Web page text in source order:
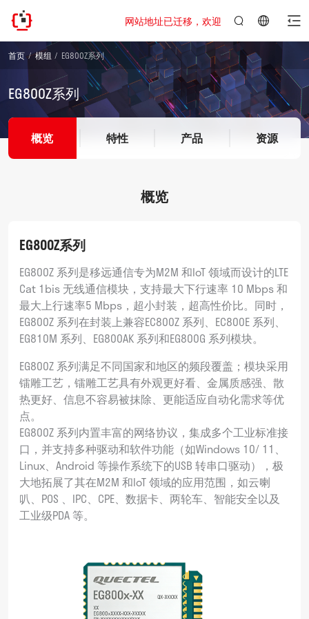
网站地址已迁移，欢迎访问新址：https://
简
体
中
文
首页 模组 EG800Z系列
EG800Z系列
概览 特性 产品 资源
概览
EG800Z系列
EG800Z 系列是移远通信专为M2M 和IoT 领域而设计的LTE
Cat 1bis 无线通信模块，支持最大下行速率 10 Mbps 和
最大上行速率5 Mbps，超小封装，超高性价比。同时，
EG800Z 系列在封装上兼容EC800Z 系列、EC800E 系列、
EG810M 系列、EG800AK 系列和EG800G 系列模块。
EG800Z 系列满足不同国家和地区的频段覆盖；模块采用
镭雕工艺，镭雕工艺具有外观更好看、金属质感强、散
热更好、信息不容易被抹除、更能适应自动化需求等优
点。
EG800Z 系列内置丰富的网络协议，集成多个工业标准接
口，并支持多种驱动和软件功能（如Windows 10/ 11、
Linux、Android 等操作系统下的USB 转串口驱动），极
大地拓展了其在M2M 和IoT 领域的应用范围，如云喇
叭、POS 、IPC、CPE、数据卡、两轮车、智能安全以及
工业级PDA 等。